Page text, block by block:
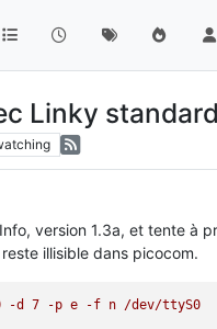
Linky
version 1.3a, et tente à
illisible dans picocom.
-d 7 -p e -f n /dev/ttyS0